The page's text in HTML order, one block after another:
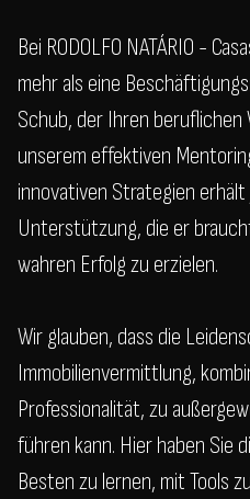
Bei RODOLFO NATÁRIO -
mehr als eine
Schub, der Ihren
unserem effektiven
innovativen Strategien
Unterstützung, die er
wahren Erfolg zu erzielen.
Wir glauben, dass die
Immobilienvermittlung,
Professionalität, zu
führen kann. Hier haben Sie
Besten zu lernen, mit Tools